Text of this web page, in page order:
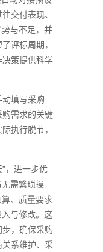
交付表现、
与不足，并
评标周期，
策提供科学
填写采购
需求的关键
执行脱节，
，进一步优
需繁琐操
、质量要求
与修改。这
，确保采购
系维护、采